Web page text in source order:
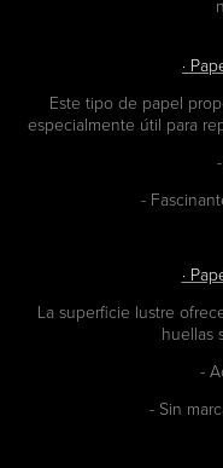
·
Este tipo de papel
especialmente útil para
-
·
La superficie lustre
huellas
-
- Sin